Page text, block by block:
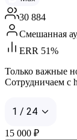
30 884
Смешанная
ERR 51%
Только важные
Сотрудничаем с
1 / 24
15 000 ₽